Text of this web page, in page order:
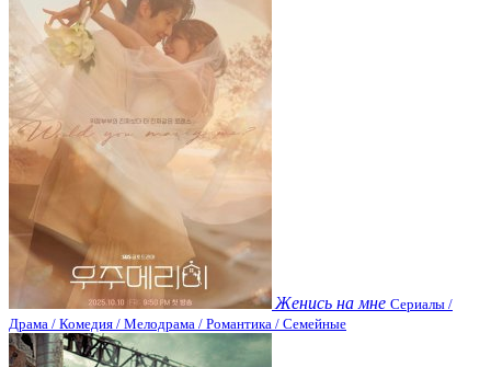
Женись на мне Сериалы /
Драма / Комедия / Мелодрама / Романтика / Семейные